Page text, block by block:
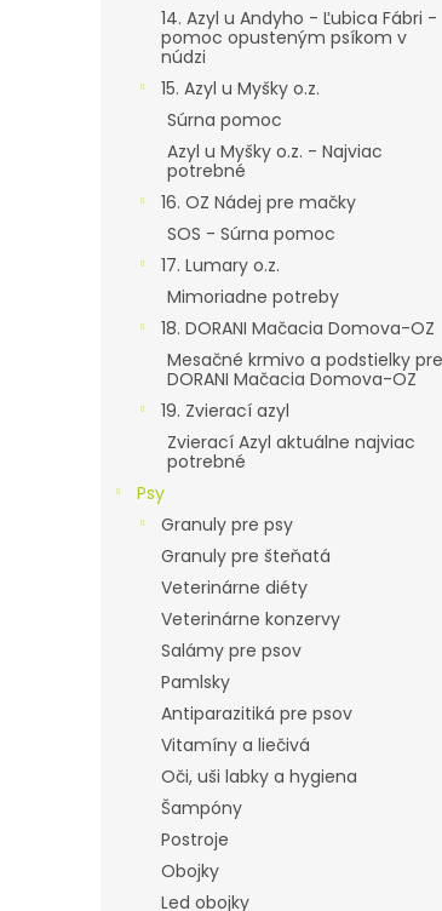
14. Azyl u Andyho - Ľubica Fábri -
pomoc opusteným psíkom v
núdzi
15. Azyl u Myšky o.z.
Súrna pomoc
Azyl u Myšky o.z. - Najviac
potrebné
16. OZ Nádej pre mačky
SOS - Súrna pomoc
17. Lumary o.z.
Mimoriadne potreby
18. DORANI Mačacia Domova-OZ
Mesačné krmivo a podstielky pre
DORANI Mačacia Domova-OZ
19. Zvierací azyl
Zvierací Azyl aktuálne najviac
potrebné
Psy
Granuly pre psy
Granuly pre šteňatá
Veterinárne diéty
Veterinárne konzervy
Salámy pre psov
Pamlsky
Antiparazitiká pre psov
Vitamíny a liečivá
Oči, uši labky a hygiena
Šampóny
Postroje
Obojky
Led obojky